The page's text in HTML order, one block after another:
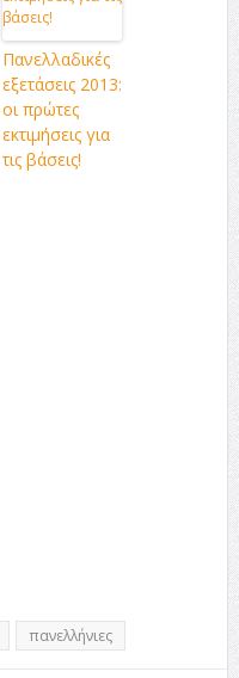
Πανελλαδικές
εξετάσεις 2013:
οι πρώτες
εκτιμήσεις για
τις βάσεις!
πανελλήνιες